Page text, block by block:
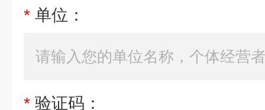
* 单位：
* 验证码：